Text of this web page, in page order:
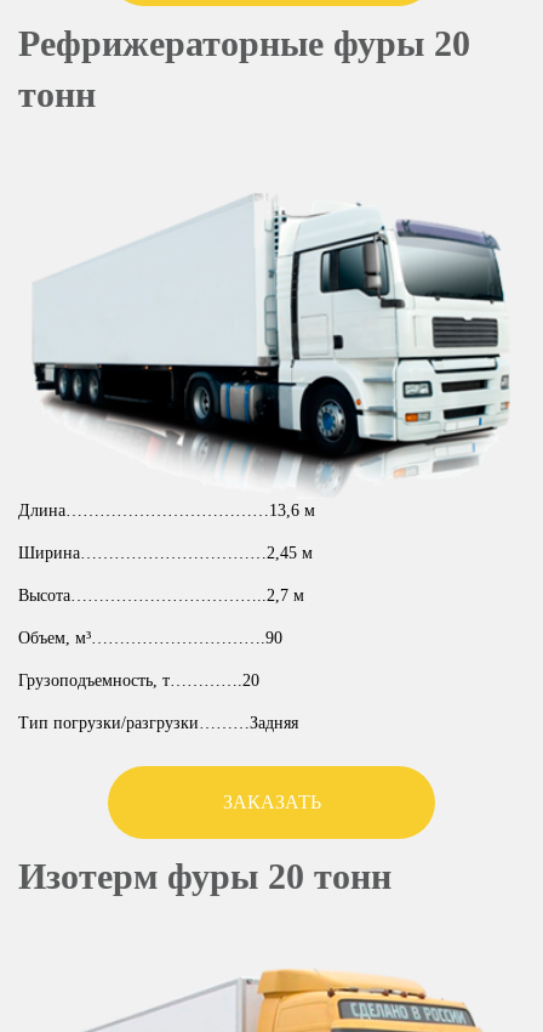
Рефрижераторные фуры 20
тонн
Длина………………………………13,6 м
Ширина……………………………2,45 м
Высота……………………………..2,7 м
Объем, м³………………………….90
Грузоподъемность, т………….20
Тип погрузки/разгрузки………Задняя
ЗАКАЗАТЬ
Изотерм фуры 20 тонн